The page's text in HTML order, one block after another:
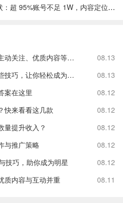
95%账号不足 1W，内容定位是关键
快手涨粉秘籍：搞笑视频、主动关注、优质内容等，你学会了吗
08.13
如何快速增加快手？掌握这些技巧，让你轻松成为快手网红
08.13
案在这里
08.12
快来看看这几款
08.12
量提升收入？
08.12
与推广策略
08.12
技巧，助你成为明星
08.12
质内容与互动并重
08.11